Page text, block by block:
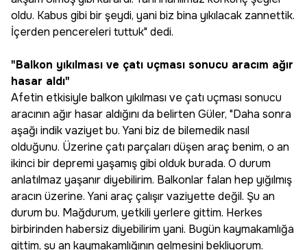
oldu. Kabus gibi bir şeydi, yani biz bina yıkılacak zannettik.
İçerden pencereleri tuttuk" dedi.
"Balkon yıkılması ve çatı uçması sonucu aracım ağır
hasar aldı"
Afetin etkisiyle balkon yıkılması ve çatı uçması sonucu
aracının ağır hasar aldığını da belirten Güler, "Daha sonra
aşağı indik vaziyet bu. Yani biz de bilemedik nasıl
olduğunu. Üzerine çatı parçaları düşen araç benim, o an
ikinci bir depremi yaşamış gibi olduk burada. O durum
anlatılmaz yaşanır diyebilirim. Balkonlar falan hep yığılmış
aracın üzerine. Yani araç çalışır vaziyette değil. Şu an
durum bu. Mağdurum, yetkili yerlere gittim. Herkes
birbirinden habersiz diyebilirim yani. Bugün kaymakamlığa
gittim, şu an kaymakamlığının gelmesini bekliyorum.